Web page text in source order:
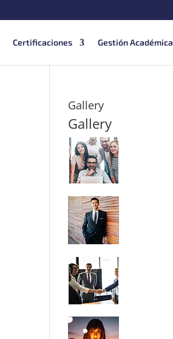
Certificaciones Gestión Académica
Gallery
Gallery